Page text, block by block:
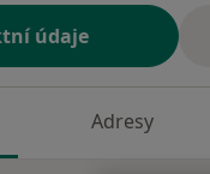
údaje
Adresy